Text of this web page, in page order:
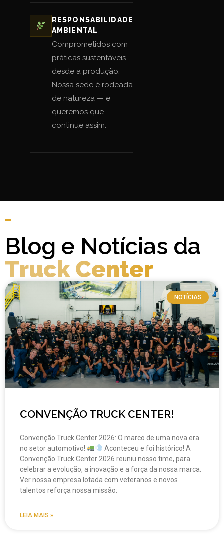
RESPONSABILIDADE
AMBIENTAL
Comprometidos com
práticas sustentáveis
desde a produção.
Nossa sede é rodeada
de natureza — e
queremos que
continue assim.
Blog e Notícias da
Truck Center
NOTÍCIAS
CONVENÇÃO TRUCK CENTER!
Convenção Truck Center 2026: O marco de uma nova era
no setor automotivo!
Aconteceu e foi histórico! A
Convenção Truck Center 2026 reuniu nosso time, para
celebrar a evolução, a inovação e a força da nossa marca.
Ver nossa empresa lotada com veteranos e novos
talentos reforça nossa missão:
LEIA MAIS »